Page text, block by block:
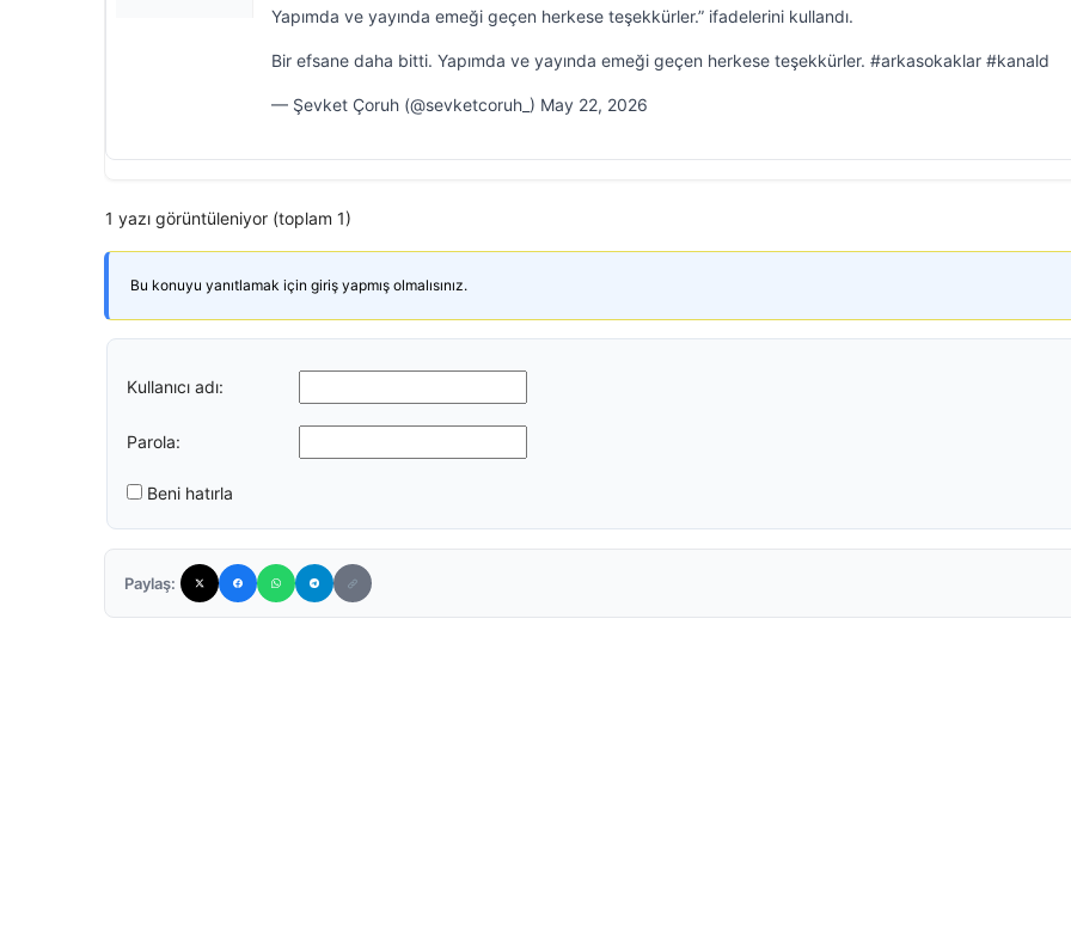
Yapımda ve yayında emeği geçen herkese teşekkürler.” ifadelerini kullandı.
Bir efsane daha bitti. Yapımda ve yayında emeği geçen herkese teşekkürler. #arkasokaklar #kanald
— Şevket Çoruh (@sevketcoruh_) May 22, 2026
1 yazı görüntüleniyor (toplam 1)
Bu konuyu yanıtlamak için giriş yapmış olmalısınız.
Kullanıcı adı:
Parola:
Beni hatırla
Paylaş: